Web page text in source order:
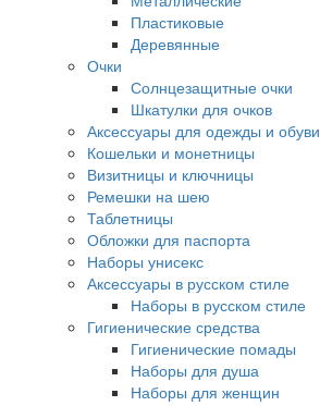
Пластиковые
Деревянные
Очки
Солнцезащитные очки
Шкатулки для очков
Аксессуары для одежды и обуви
Кошельки и монетницы
Визитницы и ключницы
Ремешки на шею
Таблетницы
Обложки для паспорта
Наборы унисекс
Аксессуары в русском стиле
Наборы в русском стиле
Гигиенические средства
Гигиенические помады
Наборы для душа
Наборы для женщин